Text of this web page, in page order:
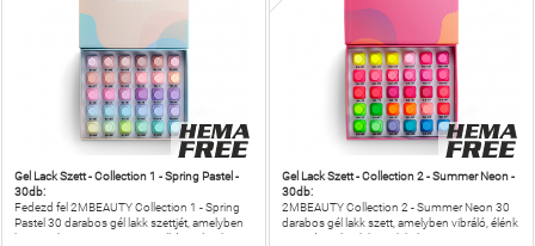
Gel Lack Szett - Collection 1 - Spring Pastel -
30db:
Fedezd fel 2MBEAUTY Collection 1 - Spring
Pastel 30 darabos gél lakk szettjét, amelyben
harmonikus, tavaszias pasztell árnyalatok
Gel Lack Szett - Collection 2 - Summer Neon -
30db:
2MBEAUTY Collection 2 - Summer Neon 30
darabos gél lakk szett, amelyben vibráló, élénk
neon árnyalatok kaptak helyet.